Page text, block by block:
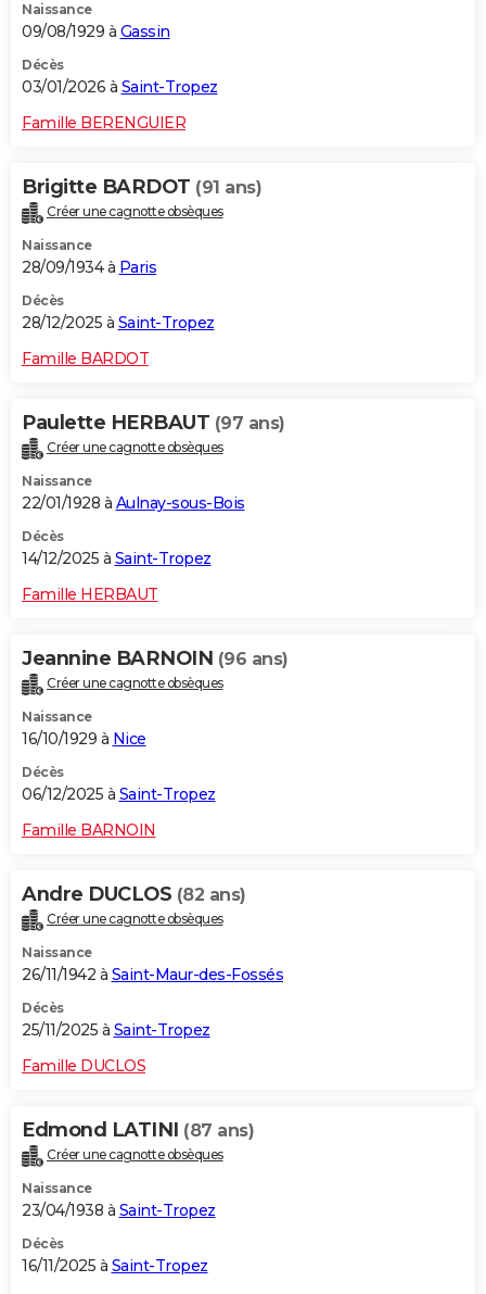
Naissance
09/08/1929 à Gassin
Décès
03/01/2026 à Saint-Tropez
Famille BERENGUIER
Brigitte BARDOT (91 ans)
Créer une cagnotte obsèques
Naissance
28/09/1934 à Paris
Décès
28/12/2025 à Saint-Tropez
Famille BARDOT
Paulette HERBAUT (97 ans)
Créer une cagnotte obsèques
Naissance
22/01/1928 à Aulnay-sous-Bois
Décès
14/12/2025 à Saint-Tropez
Famille HERBAUT
Jeannine BARNOIN (96 ans)
Créer une cagnotte obsèques
Naissance
16/10/1929 à Nice
Décès
06/12/2025 à Saint-Tropez
Famille BARNOIN
Andre DUCLOS (82 ans)
Créer une cagnotte obsèques
Naissance
26/11/1942 à Saint-Maur-des-Fossés
Décès
25/11/2025 à Saint-Tropez
Famille DUCLOS
Edmond LATINI (87 ans)
Créer une cagnotte obsèques
Naissance
23/04/1938 à Saint-Tropez
Décès
16/11/2025 à Saint-Tropez